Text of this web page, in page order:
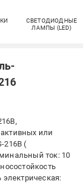
СВЕТОДИОДНЫЕ
ЛАМПЫ (LED)
или
216B (
ток: 10
электрическая: